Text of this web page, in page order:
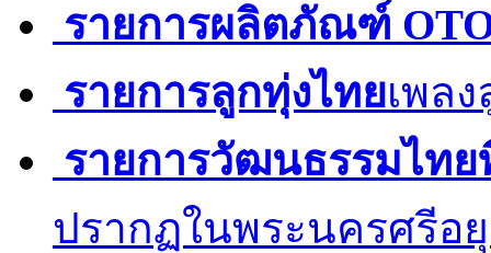
รายการผลิตภัณฑ์
รายการลูกทุ่งไทย เพล
รายการวัฒนธรรมไท
ปรากฏในพระนครศรีอ